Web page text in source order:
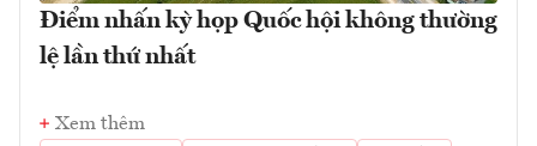
Điểm nhấn kỳ họp Quốc hội không thường
lệ lần thứ nhất
Xem thêm